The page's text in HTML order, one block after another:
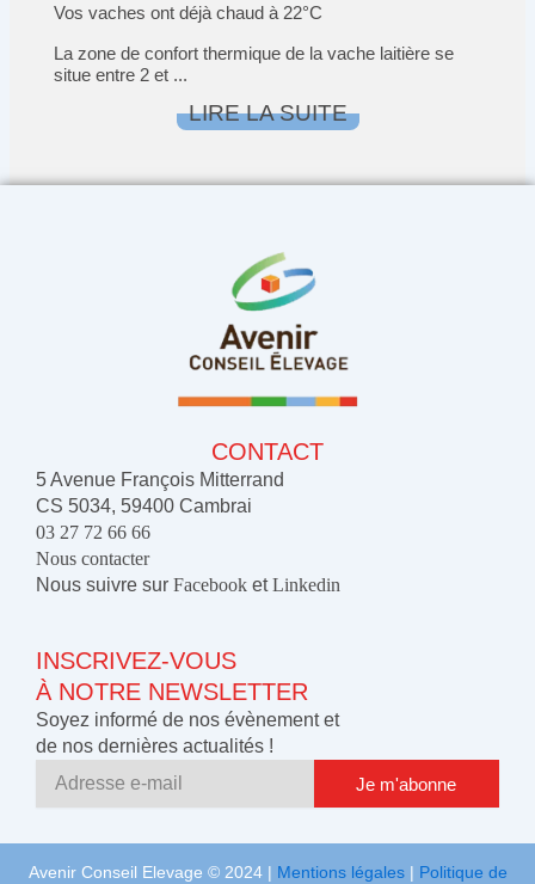
Vos vaches ont déjà chaud à 22°C
La zone de confort thermique de la vache laitière se
situe entre 2 et ...
LIRE LA SUITE
CONTACT
5 Avenue François Mitterrand
CS 5034, 59400 Cambrai
03 27 72 66 66
Nous contacter
Nous suivre sur Facebook etLinkedin
INSCRIVEZ-VOUS
À NOTRE NEWSLETTER
Soyez informé de nos évènement et
de nos dernières actualités !
Adresse
Je m'abonne
Avenir Conseil Elevage © 2024 | Mentions légales| Politique de